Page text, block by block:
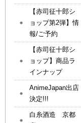
【赤司征十郎シ
ョップ第2弾】情
報/ご予約
【赤司征十郎シ
ョップ】商品ラ
インナップ
AnimeJapan出店
決定!!!
白糸酒造 京都